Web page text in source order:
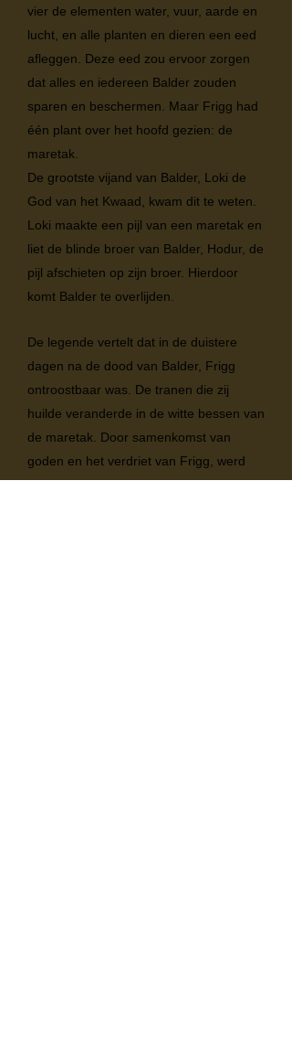
vier de elementen water, vuur, aarde en
lucht, en alle planten en dieren een eed
afleggen. Deze eed zou ervoor zorgen
dat alles en iedereen Balder zouden
sparen en beschermen. Maar Frigg had
één plant over het hoofd gezien: de
maretak.
De grootste vijand van Balder, Loki de
God van het Kwaad, kwam dit te weten.
Loki maakte een pijl van een maretak en
liet de blinde broer van Balder, Hodur, de
pijl afschieten op zijn broer. Hierdoor
komt Balder te overlijden.
De legende vertelt dat in de duistere
dagen na de dood van Balder, Frigg
ontroostbaar was. De tranen die zij
huilde veranderde in de witte bessen van
de maretak. Door samenkomst van
goden en het verdriet van Frigg, werd
besloten Balder nieuw leven in te blazen.